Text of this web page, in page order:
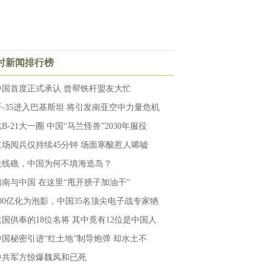
新闻排行榜
国首度正式承认 曾帮铁杆盟友大忙
-35进入巴基斯坦 将引发南亚空中力量危机
B-21大一圈 中国“马兰怪兽”2030年服役
场阅兵仅持续45分钟 场面寒酸惹人唏嘘
线礁，中国为何不填海造岛？
南与中国 在这里“甩开膀子加油干”
亿化为泡影，中国35名顶尖电子战专家牺
国供奉的18位名将 其中竟有12位是中国人
国秘密引进“红土地”制导炮弹 却水土不
共军方惊爆魏凤和已死